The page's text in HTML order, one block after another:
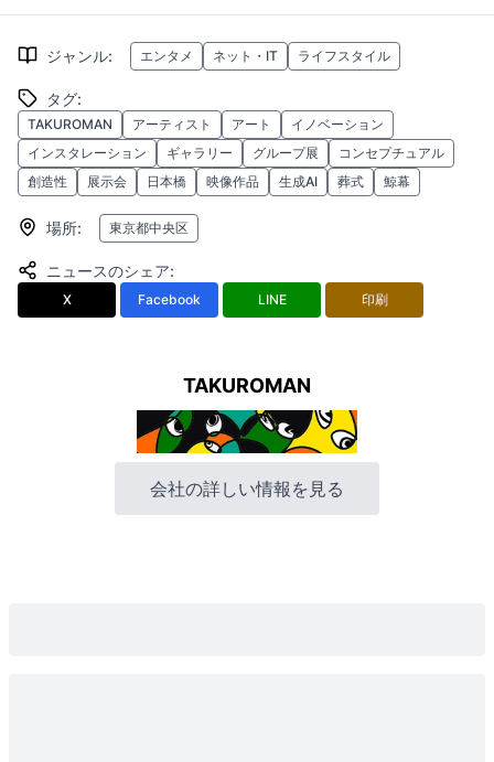
ジャンル: エンタメ ネット・IT ライフスタイル
タグ:
TAKUROMAN アーティスト アート
イノベーション
インスタレーション
ギャラリー グループ展
コンセプチュアル
創造性
展示会 日本橋 映像作品 生成AI 葬式 鯨幕
場所: 東京都中央区
ニュースのシェア:
X Facebook LINE 印刷
TAKUROMAN
会社の詳しい情報を見る